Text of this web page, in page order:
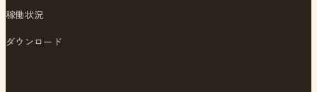
稼働状況
ダウンロード